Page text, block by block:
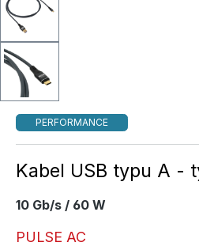
PERFORMANCE
Kabel USB typu A -
10 Gb/s / 60 W
PULSE AC